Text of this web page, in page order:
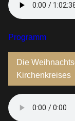
Programm
Die